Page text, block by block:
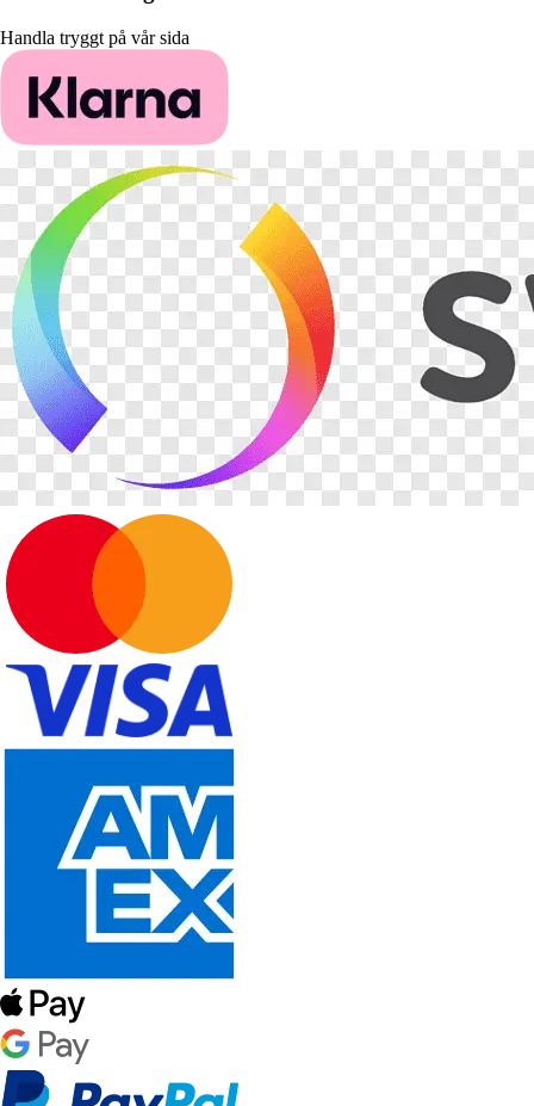
Handla tryggt på vår sida